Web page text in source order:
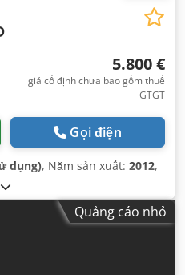
5.800 €
giá cố định chưa bao gồm thuế
GTGT
Gọi điện
dụng), Năm sản xuất: 2012,
Quảng cáo nhỏ